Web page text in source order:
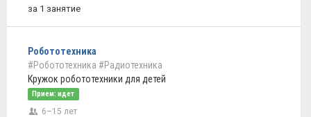
за 1 занятие
Робототехника
#Робототехника #Радиотехника
Кружок робототехники для детей
Прием: идет
6–15 лет